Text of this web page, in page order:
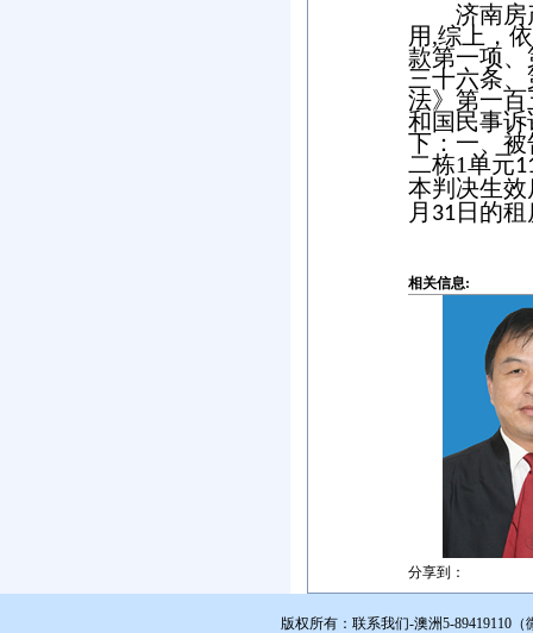
济南房
用,综上，
款第一项
三十六条
法》第一
和国民事
下：一、被
二栋1单元
本判决生
月 31 日的
相关信息:
分享到：
版权所有：联系我们-澳洲5-89419110